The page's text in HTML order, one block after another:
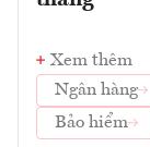
Xem thêm
Ngân hàng
Bảo hiểm